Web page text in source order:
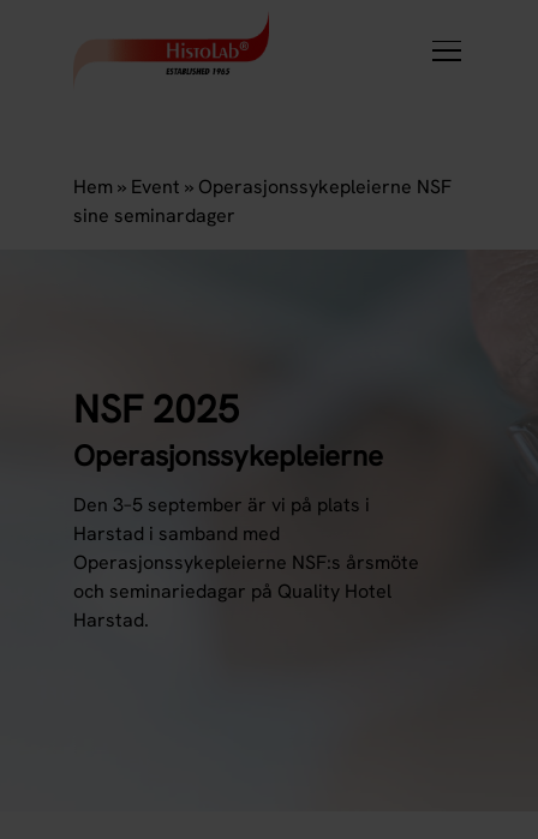
Hem » Event » Operasjonssykepleierne NSF
sine seminardager
NSF 2025
Operasjonssykepleierne
Den 3–5 september är vi på plats i
Harstad i samband med
Operasjonssykepleierne NSF:s årsmöte
och seminariedagar på Quality Hotel
Harstad.